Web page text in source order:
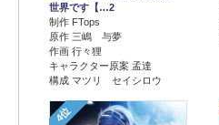
世界です【…2
制作 FTops
原作 三嶋 与夢
作画 行々狸
キャラクター原案 孟達
構成 マツリ セイシロウ
4位